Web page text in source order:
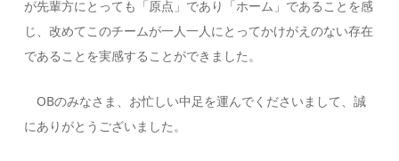
が先輩方にとっても「原点」であり「ホーム」であることを感
じ、改めてこのチームが一人一人にとってかけがえのない存在
であることを実感することができました。
OBのみなさま、お忙しい中足を運んでくださいまして、誠
にありがとうございました。